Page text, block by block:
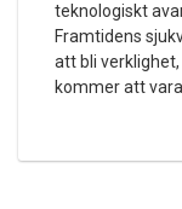
teknologiskt
Framtidens
att bli
kommer att